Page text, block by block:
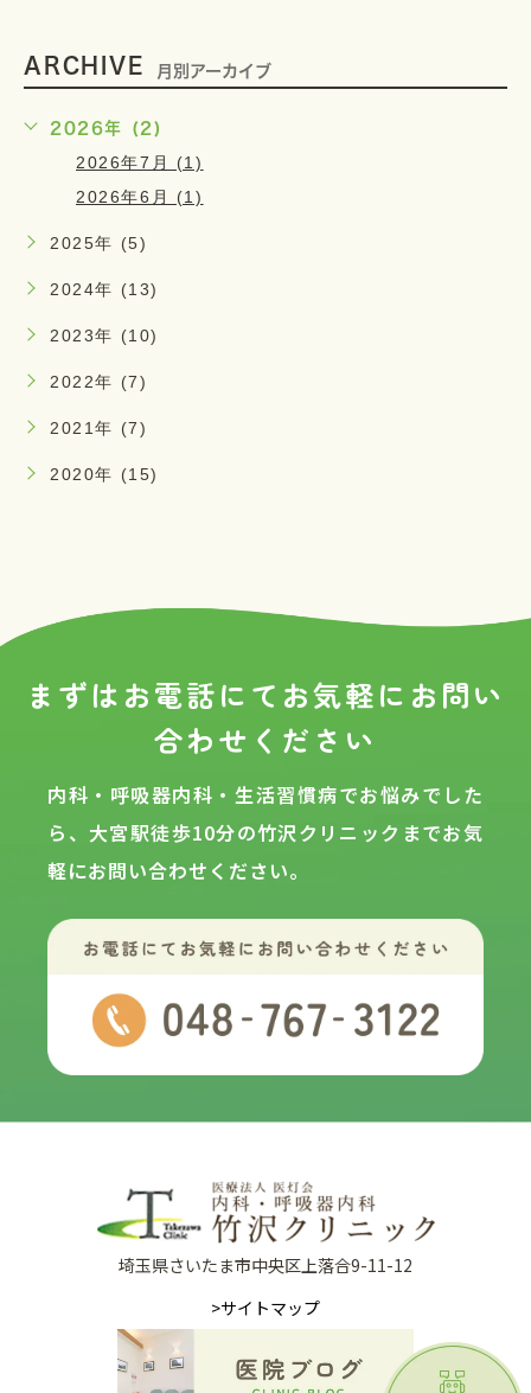
ARCHIVE 月別アーカイブ
2026年 (2)
2026年7月 (1)
2026年6月 (1)
2025年 (5)
2024年 (13)
2023年 (10)
2022年 (7)
2021年 (7)
2020年 (15)
まずはお電話にてお気軽に お問い
合わせください
内科・呼吸器内科・生活習慣病でお悩みでした
ら、大宮駅徒歩10分の竹沢クリニックまでお気
軽にお問い合わせください。
埼玉県さいたま市中央区上落合9-11-12
>サイトマップ